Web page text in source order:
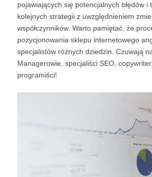
pojawiających się potencjalnych błędów i
kolejnych strategii z uwzględnieniem
współczynników. Warto pamiętać, że
pozycjonowania sklepu internetowego
specjalistów różnych dziedzin. Czuwają
Managerowie, specjaliści SEO,
programiści!